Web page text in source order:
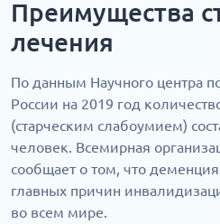
Преимущества
лечения
По данным Научного центра
России на 2019 год
(старческим слабоумием)
человек. Всемирная
сообщает о том, что
главных причин
во всем мире.